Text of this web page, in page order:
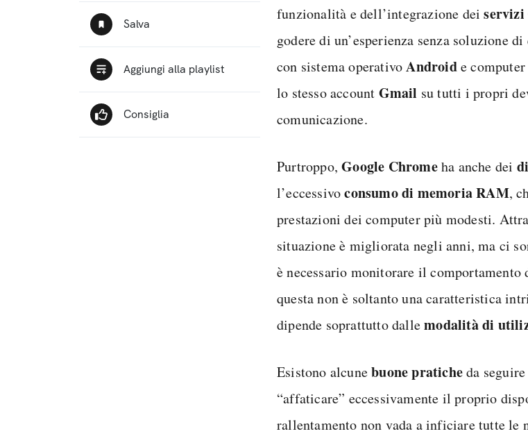
funzionalità e dell’integrazione deiservizi
godere di un’esperienza senza soluzione
con sistema operativoAndroide
lo stesso account Gmail su tutti i propri
comunicazione.
Purtroppo,Google Chromeha anche dei
l’eccessivoconsumo di memoria RAM,
prestazioni dei computer più modesti.
situazione è migliorata negli anni, ma ci
è necessario monitorare il comportamento
questa non è soltanto una caratteristica
dipende soprattutto dallemodalità di
Esistono alcunebuone praticheda
“affaticare” eccessivamente il proprio
rallentamento non vada a inficiare tutte le